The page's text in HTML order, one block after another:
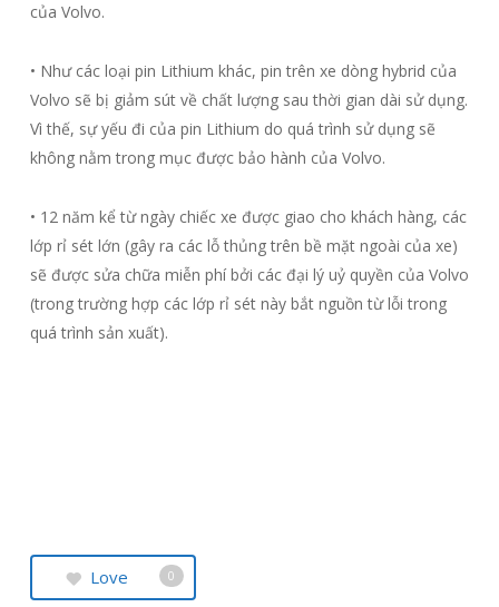
của Volvo.
• Như các loại pin Lithium khác, pin trên xe dòng hybrid của
Volvo sẽ bị giảm sút về chất lượng sau thời gian dài sử dụng.
Vì thế, sự yếu đi của pin Lithium do quá trình sử dụng sẽ
không nằm trong mục được bảo hành của Volvo.
• 12 năm kể từ ngày chiếc xe được giao cho khách hàng, các
lớp rỉ sét lớn (gây ra các lỗ thủng trên bề mặt ngoài của xe)
sẽ được sửa chữa miễn phí bởi các đại lý uỷ quyền của Volvo
(trong trường hợp các lớp rỉ sét này bắt nguồn từ lỗi trong
quá trình sản xuất).
Love 0